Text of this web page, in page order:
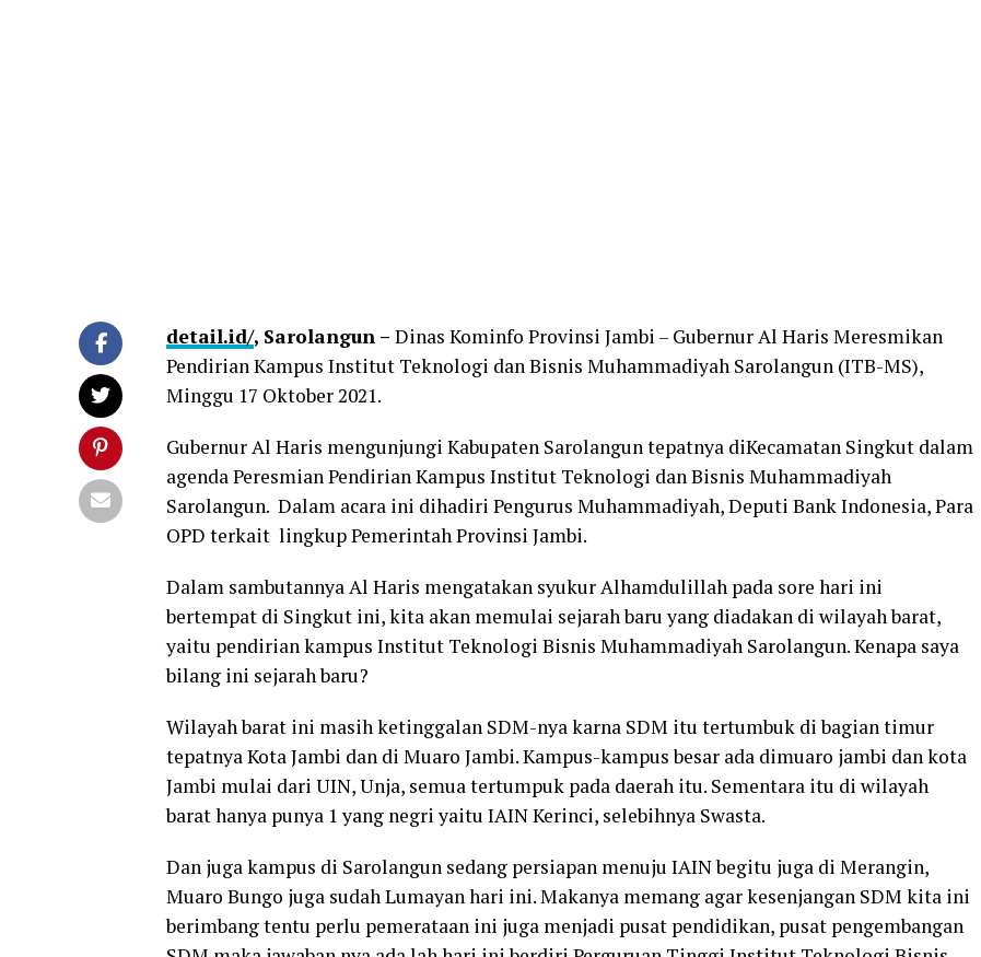
detail.id/, Sarolangun – Dinas Kominfo Provinsi Jambi – Gubernur Al Haris Meresmikan
Pendirian Kampus Institut Teknologi dan Bisnis Muhammadiyah Sarolangun (ITB-MS),
Minggu 17 Oktober 2021.
Gubernur Al Haris mengunjungi Kabupaten Sarolangun tepatnya diKecamatan Singkut dalam
agenda Peresmian Pendirian Kampus Institut Teknologi dan Bisnis Muhammadiyah
Sarolangun. Dalam acara ini dihadiri Pengurus Muhammadiyah, Deputi Bank Indonesia, Para
OPD terkait lingkup Pemerintah Provinsi Jambi.
Dalam sambutannya Al Haris mengatakan syukur Alhamdulillah pada sore hari ini
bertempat di Singkut ini, kita akan memulai sejarah baru yang diadakan di wilayah barat,
yaitu pendirian kampus Institut Teknologi Bisnis Muhammadiyah Sarolangun. Kenapa saya
bilang ini sejarah baru?
Wilayah barat ini masih ketinggalan SDM-nya karna SDM itu tertumbuk di bagian timur
tepatnya Kota Jambi dan di Muaro Jambi. Kampus-kampus besar ada dimuaro jambi dan kota
Jambi mulai dari UIN, Unja, semua tertumpuk pada daerah itu. Sementara itu di wilayah
barat hanya punya 1 yang negri yaitu IAIN Kerinci, selebihnya Swasta.
Dan juga kampus di Sarolangun sedang persiapan menuju IAIN begitu juga di Merangin,
Muaro Bungo juga sudah Lumayan hari ini. Makanya memang agar kesenjangan SDM kita ini
berimbang tentu perlu pemerataan ini juga menjadi pusat pendidikan, pusat pengembangan